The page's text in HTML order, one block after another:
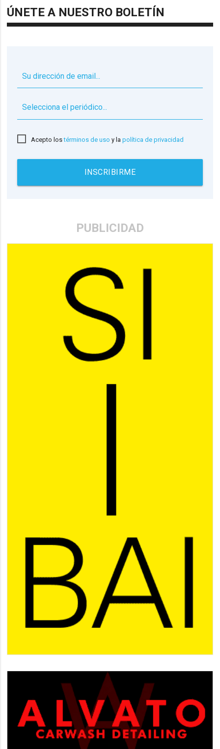
ÚNETE A NUESTRO BOLETÍN
Acepto lostérminos de uso y lapolítica de privacidad
INSCRIBIRME
PUBLICIDAD